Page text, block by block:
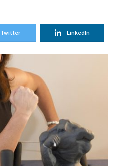
Twitter LinkedIn